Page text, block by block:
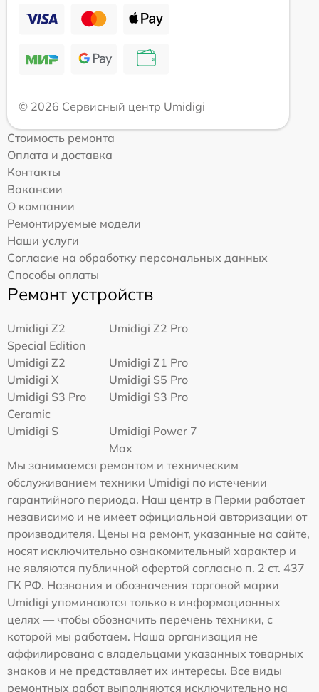
© 2026 Сервисный центр Umidigi
Стоимость ремонта
Оплата и доставка
Контакты
Вакансии
О компании
Ремонтируемые модели
Наши услуги
Согласие на обработку персональных данных
Способы оплаты
Ремонт устройств
Umidigi Z2
Special Edition
Umidigi Z2 Pro
Umidigi Z2
Umidigi Z1 Pro
Umidigi X
Umidigi S5 Pro
Umidigi S3 Pro
Ceramic
Umidigi S3 Pro
Umidigi S
Umidigi Power 7
Max
Мы занимаемся ремонтом и техническим
обслуживанием техники Umidigi по истечении
гарантийного периода. Наш центр в Перми работает
независимо и не имеет официальной авторизации от
производителя. Цены на ремонт, указанные на сайте,
носят исключительно ознакомительный характер и
не являются публичной офертой согласно п. 2 ст. 437
ГК РФ. Названия и обозначения торговой марки
Umidigi упоминаются только в информационных
целях — чтобы обозначить перечень техники, с
которой мы работаем. Наша организация не
аффилирована с владельцами указанных товарных
знаков и не представляет их интересы. Все виды
ремонтных работ выполняются исключительно на